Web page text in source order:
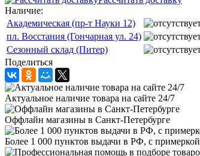
Наличие:
Академическая (пр-т Науки 12)
пл. Восстания (Гончарная ул. 24)
Сезонный склад (Питер)
Поделиться
Актуальное наличие товара на сайте 24/7
Оффлайн магазины в Санкт-Петербурге
Более 1 000 пунктов выдачи в РФ, с примеркой